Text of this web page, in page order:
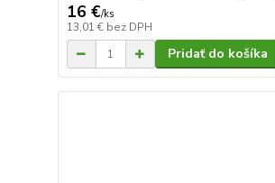
16 €/ks
13,01 € bez DPH
Pridať do košíka